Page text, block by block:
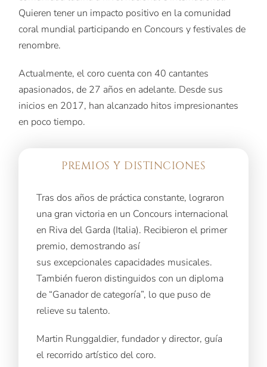
Quieren tener un impacto positivo en la comunidad
coral mundial participando en Concours y festivales de
renombre.
Actualmente, el coro cuenta con 40 cantantes
apasionados, de 27 años en adelante. Desde sus
inicios en 2017, han alcanzado hitos impresionantes
en poco tiempo.
PREMIOS Y DISTINCIONES
Tras dos años de práctica constante, lograron
una gran victoria en un Concours internacional
en Riva del Garda (Italia). Recibieron el primer
premio, demostrando así
sus excepcionales capacidades musicales.
También fueron distinguidos con un diploma
de “Ganador de categoría”, lo que puso de
relieve su talento.
Martin Runggaldier, fundador y director, guía
el recorrido artístico del coro.